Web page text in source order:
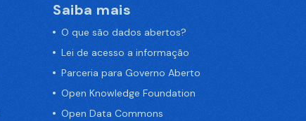
Saiba mais
O que são dados abertos?
Lei de acesso a informação
Parceria para Governo Aberto
Open Knowledge Foundation
Open Data Commons